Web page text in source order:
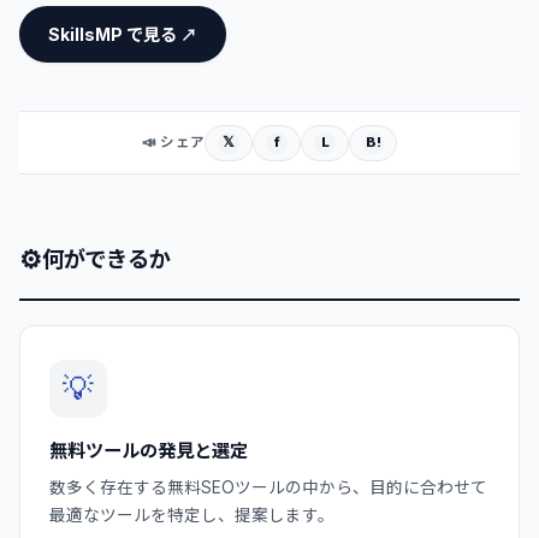
SkillsMP で見る ↗
📣 シェア 𝕏 f L B!
⚙何ができるか
💡
無料ツールの発見と選定
数多く存在する無料SEOツールの中から、目的に合わせて
最適なツールを特定し、提案します。